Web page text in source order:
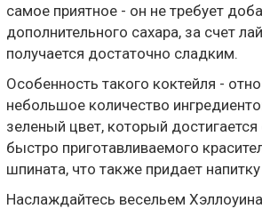
самое приятное - он не требует
дополнительного сахара, за счет
получается достаточно сладким.
Особенность такого коктейля -
небольшое количество
зеленый цвет, который
быстро приготавливаемого
шпината, что также придает
Наслаждайтесь весельем